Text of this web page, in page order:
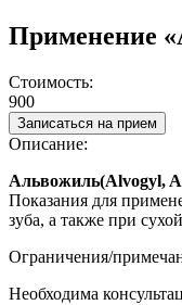
Применение
Стоимость:
900
Записаться на прием
Описание:
Альвожиль(Alvogyl,
Показания для
зуба, а также при
Ограничения/
Необходима